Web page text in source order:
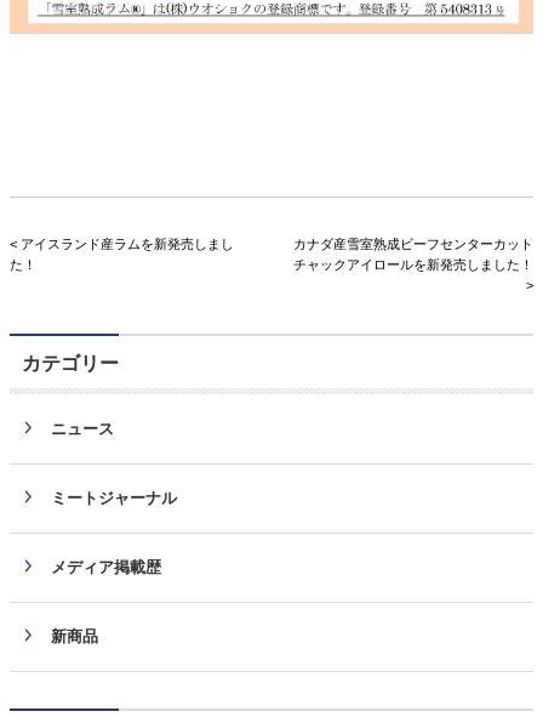
< アイスランド産ラムを新発売しまし
た！
カナダ産雪室熟成ビーフセンターカット
チャックアイロールを新発売しました！
>
カテゴリー
ニュース
ミートジャーナル
メディア掲載歴
新商品